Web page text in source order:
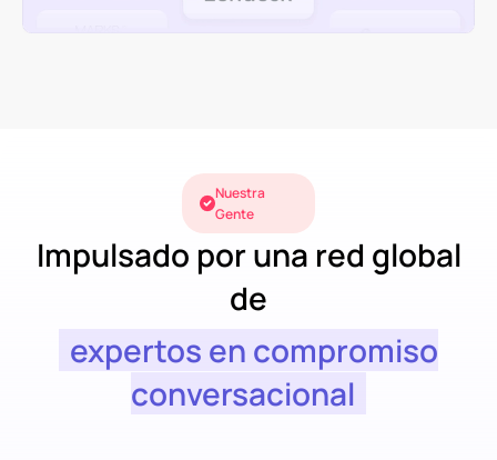
Nuestra
Gente
Impulsado por una red global
de
expertos en compromiso
conversacional